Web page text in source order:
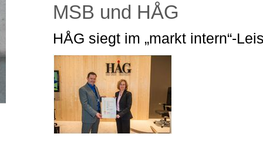
MSB und HÅG
HÅG siegt im „markt intern“-